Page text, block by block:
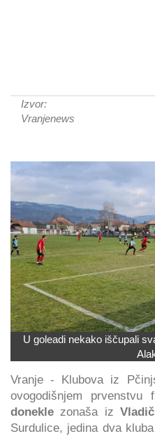
Izvor:
Vranjenews
U goleadi nekako iščupali
Vranje - Klubova iz
ovogodišnjem prvenstvu
donekle zonaša iz
Surdulice, jedina dva